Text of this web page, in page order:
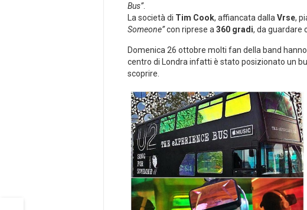
Bus”.
La società di Tim Cook, affiancata dalla Vrse,
Someone”con riprese a 360 gradi, da guardare
Domenica 26 ottobre molti fan della band
centro di Londra infatti è stato posizionato un
scoprire.